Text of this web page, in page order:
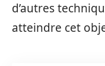
d’autres
atteindre cet